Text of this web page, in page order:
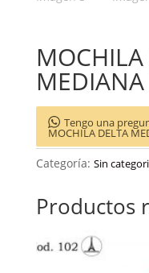
Tengo una
MOCHILA DELTA
Categoría: Sin
Productos